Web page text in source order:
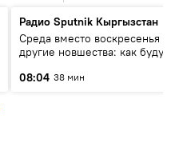
Радио Sputnik Кыргызстан
Среда вместо воскресенья и
другие новшества: как будут
08:04 38 мин